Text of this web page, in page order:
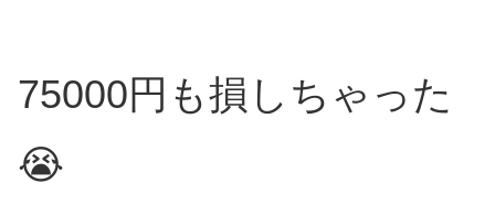
75000円も損しちゃった
😭